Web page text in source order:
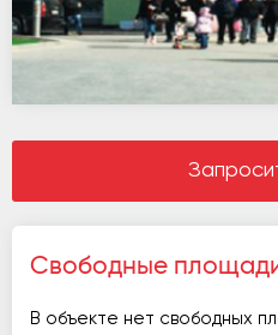
Свободные
В объекте нет свободных